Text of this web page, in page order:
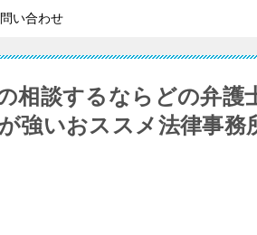
い合わせ
相談するならどの弁護
強いおススメ法律事務